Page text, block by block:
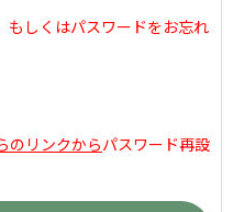
もしくはパスワードをお忘れ
のリンクからパスワード再設